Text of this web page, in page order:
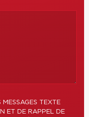
MESSAGES TEXTE
ET DE RAPPEL DE